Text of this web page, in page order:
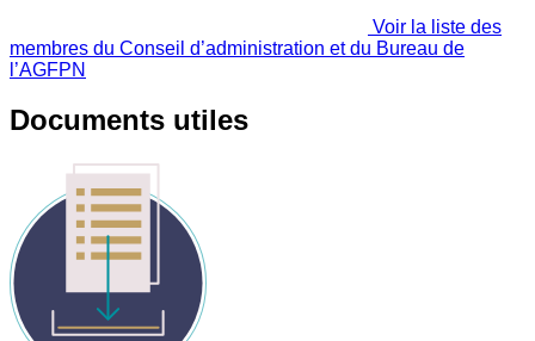
Voir la liste des
membres du Conseil d’administration et du Bureau de
l’AGFPN
Documents utiles